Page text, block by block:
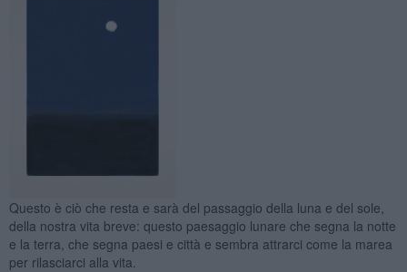
Questo è ciò che resta e sarà del passaggio della luna e del sole,
della nostra vita breve: questo paesaggio lunare che segna la notte
e la terra, che segna paesi e città e sembra attrarci come la marea
per rilasciarci alla vita.